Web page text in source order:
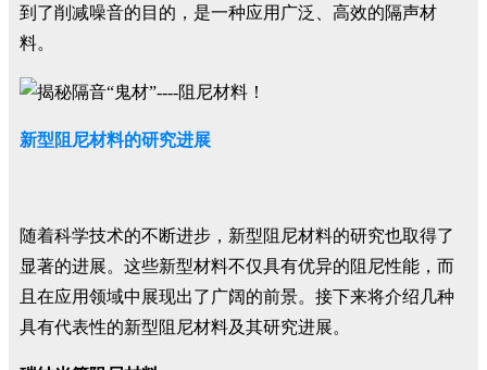
到了削减噪音的目的，是一种应用广泛、高效的隔声材
料。
新型阻尼材料的研究进展
随着科学技术的不断进步，新型阻尼材料的研究也取得了
显著的进展。这些新型材料不仅具有优异的阻尼性能，而
且在应用领域中展现出了广阔的前景。接下来将介绍几种
具有代表性的新型阻尼材料及其研究进展。